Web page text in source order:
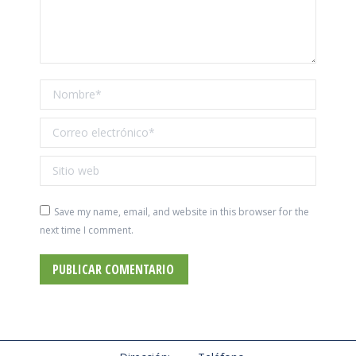
Nombre *
Correo electrónico *
Sitio web
Save my name, email, and website in this browser for the
next time I comment.
PUBLICAR COMENTARIO